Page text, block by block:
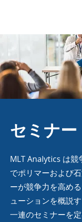
セミナー
MLT Analytics は競
でポリマーおよび
ーが競争力を高め
ューションを概説
一連のセミナーを